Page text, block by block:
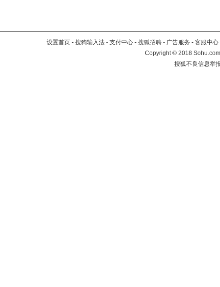
设置首页 - 搜狗输入法 - 支付中心 - 搜狐招聘 - 广告服务 - 客服中心
Copyright©2018
搜狐不良信息举